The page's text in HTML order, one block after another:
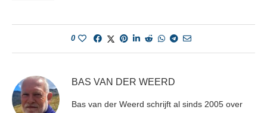
0
BAS VAN DER WEERD
Bas van der Weerd schrijft al sinds 2005 over